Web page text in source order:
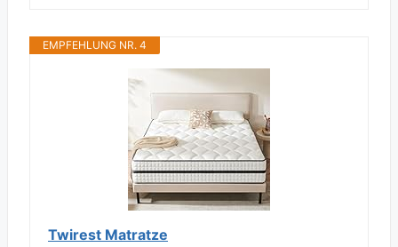
EMPFEHLUNG NR. 4
Twirest Matratze